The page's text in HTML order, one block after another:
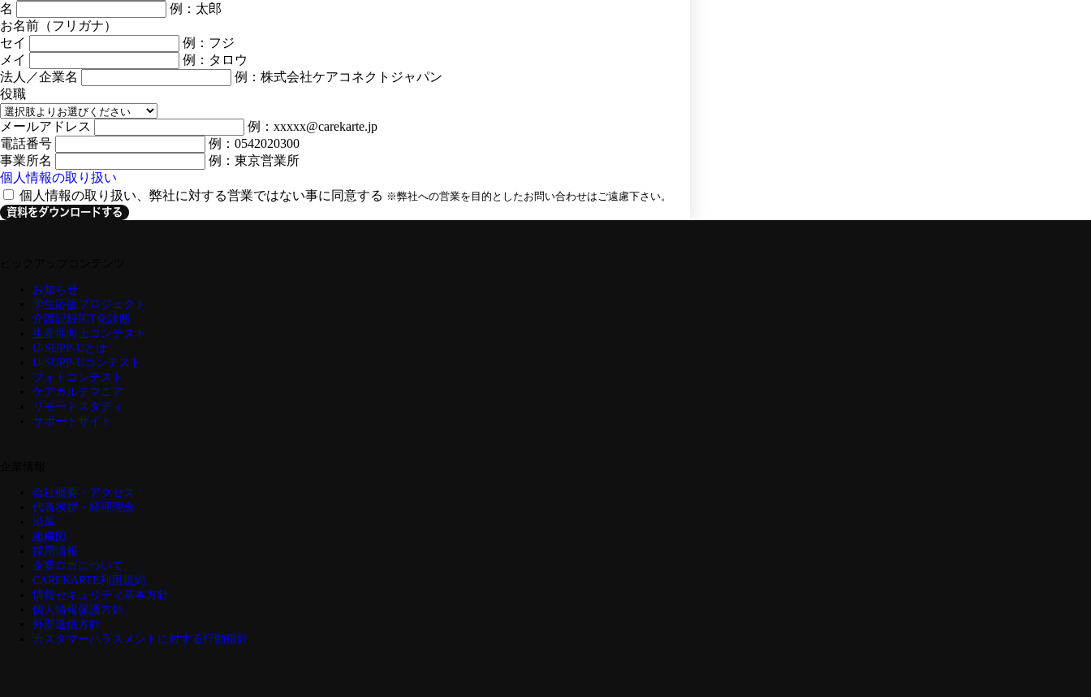
名
例：太郎
お名前（フリガナ）
セイ
例：フジ
メイ
例：タロウ
法人／企業名
例：株式会社ケアコネクトジャパン
役職
メールアドレス
例：xxxxx@carekarte.jp
電話番号
例：0542020300
事業所名
例：東京営業所
個人情報の取り扱い
個人情報の取り扱い、弊社に対する営業ではない事に同意する ※弊社への営業を目的としたお問い合わせはご遠慮下さい。
資料をダウンロードする
お知らせ
学生応援プロジェクト
介護記録ICT化診断
生産性向上コンテスト
U-SUPP-Uとは
U-SUPP-Uコンテスト
フォトコンテスト
ケアカルテマニア
リモートスタディ
サポートサイト
会社概要・アクセス
代表挨拶・経理理念
沿革
組織図
採用情報
企業ロゴについて
CAREKARTE利用規約
情報セキュリティ基本方針
個人情報保護方針
外部送信方針
カスタマーハラスメントに対する行動指針